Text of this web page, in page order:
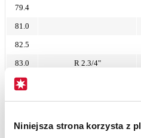
Niniejsza strona korzysta z
79.4
81.0
82.5
83.0 R 2.3/4"
85.0
88.9 R 3."